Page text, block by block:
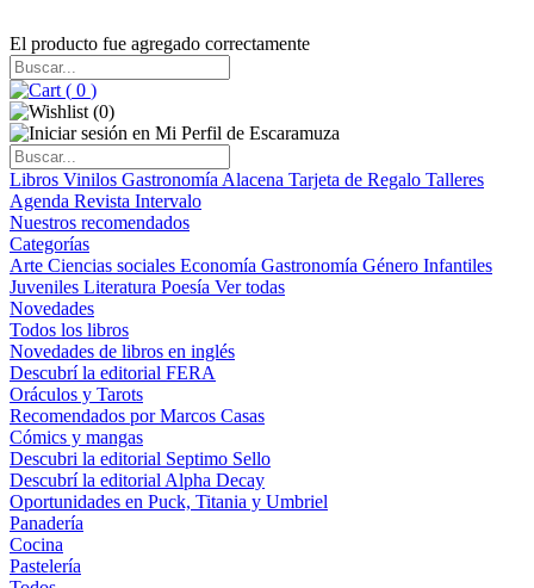
El producto fue agregado correctamente
( 0 )
(0)
Libros Vinilos Gastronomía Alacena Tarjeta de Regalo Talleres
Agenda Revista Intervalo
Nuestros recomendados
Categorías
Arte Ciencias sociales Economía Gastronomía Género Infantiles
Juveniles Literatura Poesía Ver todas
Novedades
Todos los libros
Novedades de libros en inglés
Descubrí la editorial FERA
Oráculos y Tarots
Recomendados por Marcos Casas
Cómics y mangas
Descubri la editorial Septimo Sello
Descubrí la editorial Alpha Decay
Oportunidades en Puck, Titania y Umbriel
Panadería
Cocina
Pastelería